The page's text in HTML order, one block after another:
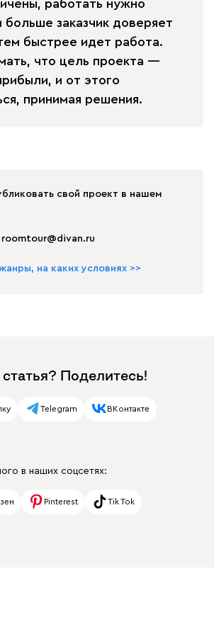
работать нужно
заказчик доверяет
быстрее идет работа.
что цель проекта —
и от этого
принимая решения.
свой проект в нашем
на каких условиях >>
Поделитесь!
Telegram ВКонтакте
в наших соцсетях:
Pinterest Tik Tok